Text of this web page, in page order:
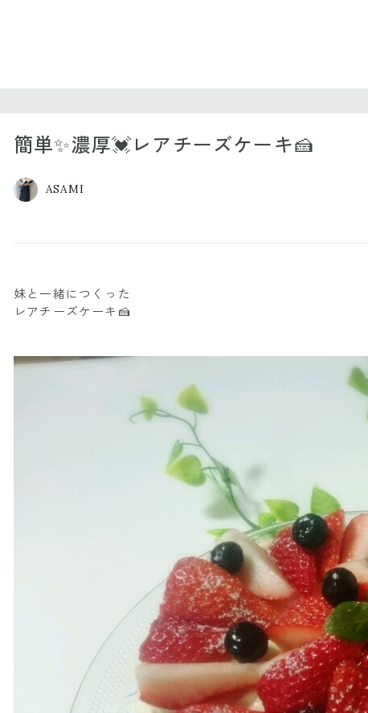
簡単✨濃厚💓レアチーズケーキ🍰
ASAMI
妹と一緒につくった
レアチーズケーキ🍰